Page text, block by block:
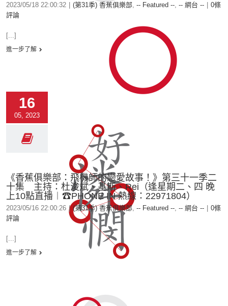
2023/05/18 22:00:32 (第31季) 香蕉俱樂部, -- Featured --, -- 網台 --
0條
評論
[...]
進一步了解
16
05, 2023
《香蕉俱樂部：飛機師的戀愛故事！》第三十一季二
十集 主持：杜浚斌、基斯、Rei（逢星期二、四 晚
上10點直播︱☎PHONE IN 熱線：22971804）
2023/05/16 22:00:26 | (第31季) 香蕉俱樂部, -- Featured --, -- 網台 --
0條
評論
[...]
進一步了解